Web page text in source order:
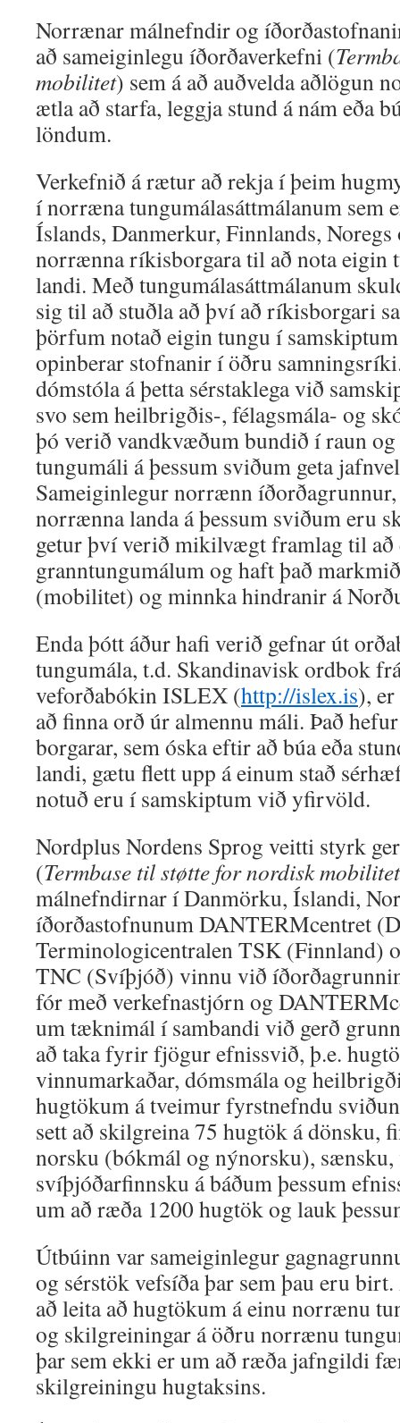
Norrænar málnefndir og
að sameiginlegu íðorðaverkefni (
mobilitet) sem á að auðvelda aðlögun
ætla að starfa, leggja stund á nám eða
löndum.
Verkefnið á rætur að rekja í þeim
í norræna tungumálasáttmálanum sem
Íslands, Danmerkur, Finnlands,
norrænna ríkisborgara til að nota
landi. Með tungumálasáttmálanum
sig til að stuðla að því að ríkisborgari
þörfum notað eigin tungu í
opinberar stofnanir í öðru
dómstóla á þetta sérstaklega við
svo sem heilbrigðis-, félagsmála- og
þó verið vandkvæðum bundið í raun
tungumáli á þessum sviðum geta
Sameiginlegur norrænn
norrænna landa á þessum sviðum eru
getur því verið mikilvægt framlag til að
granntungumálum og haft það
(mobilitet) og minnka hindranir á
Enda þótt áður hafi verið gefnar út
tungumála, t.d. Skandinavisk ordbok
veforðabókin ISLEX (http://islex.is),
að finna orð úr almennu máli. Það
borgarar, sem óska eftir að búa eða
landi, gætu flett upp á einum stað
notuð eru í samskiptum við yfirvöld.
Nordplus Nordens Sprog veitti styrk
(Termbase til støtte for nordisk mobilitet
málnefndirnar í Danmörku, Íslandi,
íðorðastofnunum DANTERMcentret
Terminologicentralen TSK (Finnland)
TNC (Svíþjóð) vinnu við
fór með verkefnastjórn og
um tæknimál í sambandi við gerð
að taka fyrir fjögur efnissvið, þ.e.
vinnumarkaðar, dómsmála og
hugtökum á tveimur fyrstnefndu
sett að skilgreina 75 hugtök á dönsku,
norsku (bókmál og nýnorsku),
svíþjóðarfinnsku á báðum þessum
um að ræða 1200 hugtök og lauk
Útbúinn var sameiginlegur
og sérstök vefsíða þar sem þau eru
að leita að hugtökum á einu norrænu
og skilgreiningar á öðru norrænu
þar sem ekki er um að ræða jafngildi
skilgreiningu hugtaksins.